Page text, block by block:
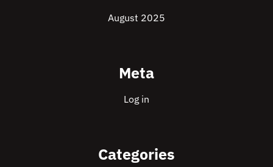
August 2025
Meta
Log in
Categories